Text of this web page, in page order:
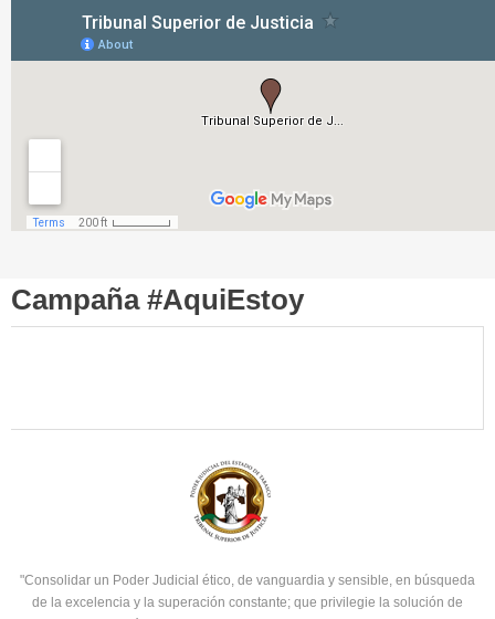
Campaña #AquiEstoy
"Consolidar un Poder Judicial ético, de vanguardia y sensible, en búsqueda
de la excelencia y la superación constante; que privilegie la solución de